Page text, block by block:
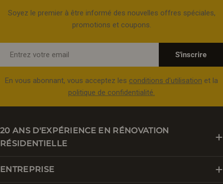
Soyez le premier à être informé des nouvelles offres spéciales,
promotions et coupons.
S'inscrire
En vous abonnant, vous acceptez les conditions d'utilisation et la
politique de confidentialité.
20 ANS D'EXPÉRIENCE EN RÉNOVATION
RÉSIDENTIELLE
ENTREPRISE